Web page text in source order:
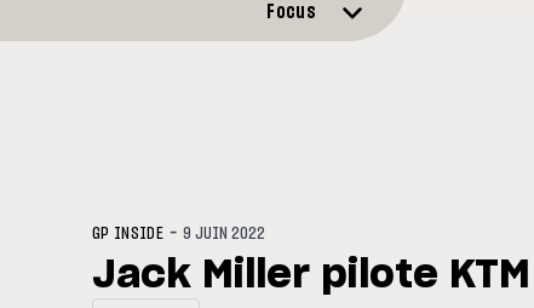
Focus
GP INSIDE -9 JUIN 2022
Jack Miller pilote